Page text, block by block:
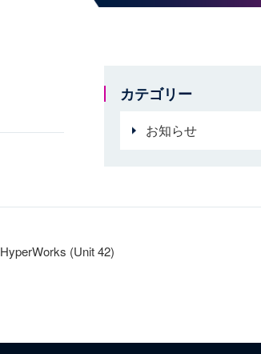
カテゴリー
お知らせ
HyperWorks (Unit 42)